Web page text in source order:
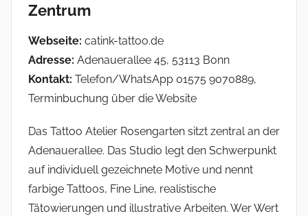
Zentrum
Webseite: catink-tattoo.de
Adresse: Adenauerallee 45, 53113 Bonn
Kontakt: Telefon/WhatsApp 01575 9070889,
Terminbuchung über die Website
Das Tattoo Atelier Rosengarten sitzt zentral an der
Adenauerallee. Das Studio legt den Schwerpunkt
auf individuell gezeichnete Motive und nennt
farbige Tattoos, Fine Line, realistische
Tätowierungen und illustrative Arbeiten. Wer Wert